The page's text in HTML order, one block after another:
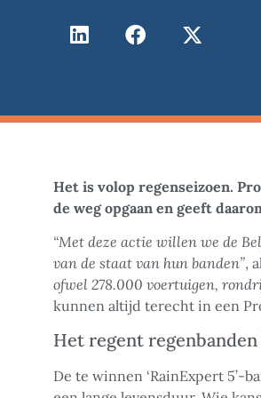
Het is volop regenseizoen.
de weg opgaan en geeft
“Met deze actie willen we de
van de staat van hun banden”,
ofwel 278.000 voertuigen,
kunnen altijd terecht in een
Het regent
De te winnen ‘RainExpert 5’-